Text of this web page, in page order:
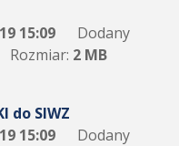
15:09
Dodany
Rozmiar: 2 MB
do SIWZ
15:09
Dodany